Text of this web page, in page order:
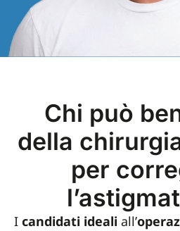
Chi può
della
per
I candidati ideali all’